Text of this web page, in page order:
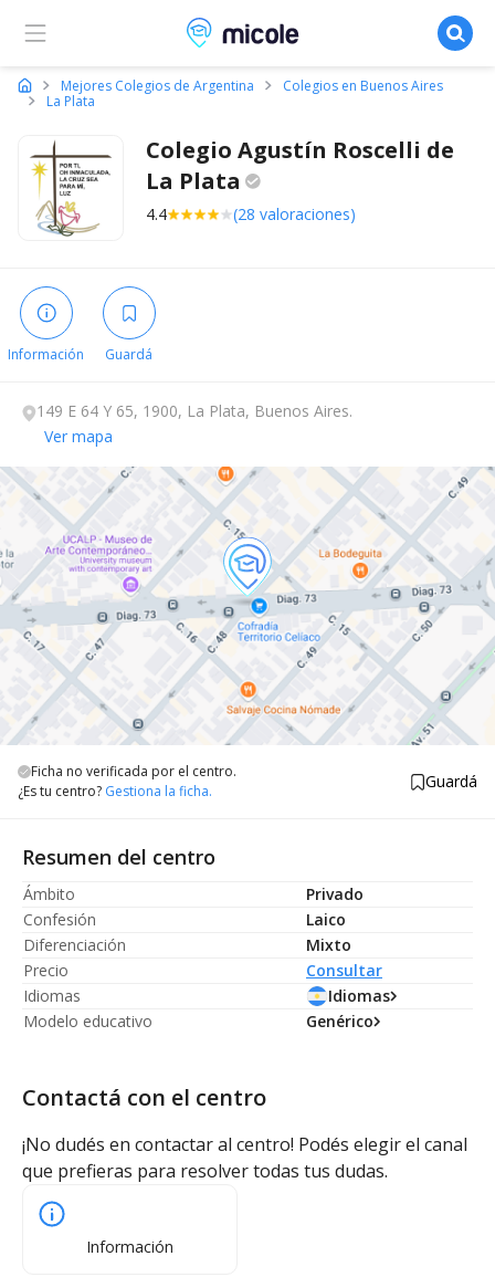
Micole, buscador de colegios
Mejores Colegios de Argentina
Colegios en Buenos Aires
La Plata
Colegio Agustín Roscelli de
La Plata
4.4 (28 valoraciones)
Información Guardá
149 E 64 Y 65, 1900, La Plata, Buenos Aires.
Ver mapa
Ficha no verificada por el centro.
¿Es tu centro? Gestiona la ficha. Guardá
Resumen del centro
Ámbito
Privado
Confesión
Laico
Diferenciación
Mixto
Precio
Consultar
Idiomas
Idiomas
Modelo educativo
Genérico
Contactá con el centro
¡No dudés en contactar al centro! Podés elegir el canal
que prefieras para resolver todas tus dudas.
Información